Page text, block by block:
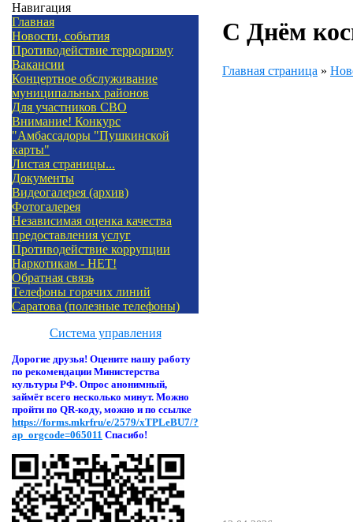
Навигация
Главная
Новости, события
Противодействие терроризму
Вакансии
Концертное обслуживание
муниципальных районов
Для участников СВО
Внимание! Конкурс
"Амбассадоры "Пушкинской
карты"
Листая страницы...
Документы
Видеогалерея (архив)
Фотогалерея
Независимая оценка качества
предоставления услуг
Противодействие коррупции
Наркотикам - НЕТ!
Обратная связь
Телефоны горячих линий
Саратова (полезные телефоны)
Система управления
Дорогие друзья! Оцените нашу работу
по рекомендации Министерства
культуры РФ. Опрос анонимный,
займёт всего несколько минут. Можно
пройти по QR-коду, можно и по ссылке
https://forms.mkrfru/e/2579/xTPLeBU7/?
ap_orgcode=065011 Спасибо!
С Днём
Главная страница »